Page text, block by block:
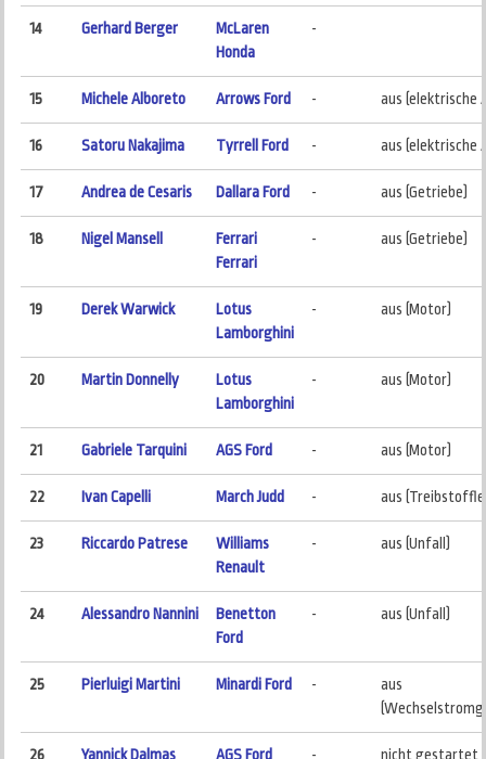
14 Gerhard Berger
McLaren
Honda
-
15 Michele Alboreto Arrows Ford - aus (elektrische
16 Satoru Nakajima Tyrrell Ford - aus (elektrische
17 Andrea de Cesaris Dallara Ford - aus (Getriebe)
18 Nigel Mansell
Ferrari
Ferrari
- aus (Getriebe)
19 Derek Warwick
Lotus
Lamborghini
- aus (Motor)
20 Martin Donnelly
Lotus
Lamborghini
- aus (Motor)
21 Gabriele Tarquini AGS Ford - aus (Motor)
22 Ivan Capelli March Judd - aus
23 Riccardo Patrese
Williams
Renault
- aus (Unfall)
24 Alessandro Nannini
Benetton
Ford
- aus (Unfall)
25 Pierluigi Martini Minardi Ford -
aus